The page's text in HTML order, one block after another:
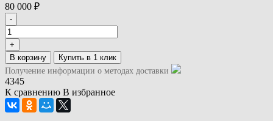
80 000 ₽
-
+
В корзину
Получение информации о методах доставки
4345
К сравнению В избранное